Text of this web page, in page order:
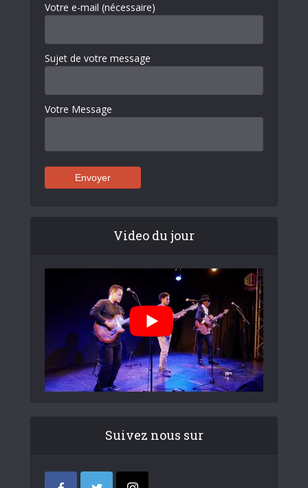
Votre e-mail (nécessaire)
Sujet de votre message
Votre Message
Video du jour
Suivez nous sur